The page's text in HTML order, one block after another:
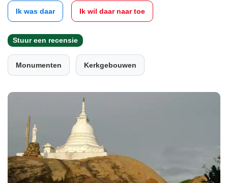
Ik was daar Ik wil daar naar toe
Stuur een recensie
Monumenten Kerkgebouwen